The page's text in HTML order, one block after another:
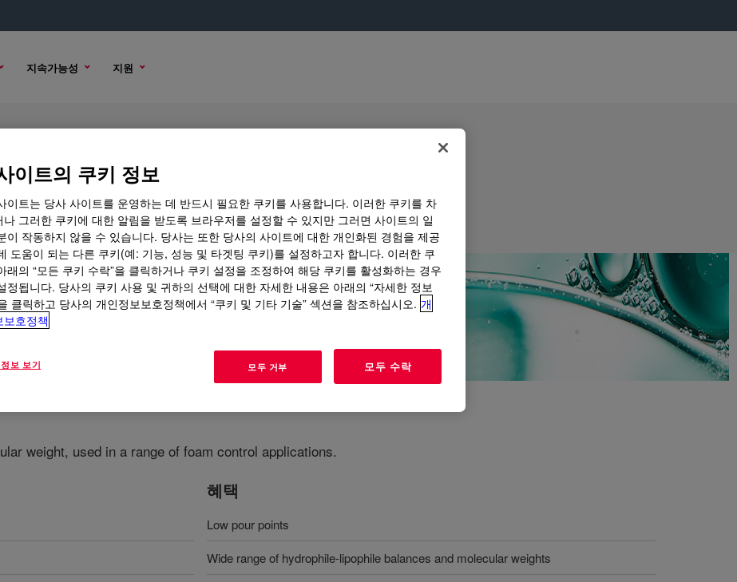
지속가능성 지원
매 옵션
weight, used in a range of foam control applications.
혜택
Low pour points
Wide range of hydrophile-lipophile balances and molecular weights
이트의 쿠키 정보
이트는 당사 사이트를 운영하는 데 반드시 필요한 쿠키를 사용합니다. 이러한 쿠키를 차
나 그러한 쿠키에 대한 알림을 받도록 브라우저를 설정할 수 있지만 그러면 사이트의 일
이 작동하지 않을 수 있습니다. 당사는 또한 당사의 사이트에 대한 개인화된 경험을 제공
도움이 되는 다른 쿠키(예: 기능, 성능 및 타겟팅 쿠키)를 설정하고자 합니다. 이러한 쿠
래의 “모든 쿠키 수락”을 클릭하거나 쿠키 설정을 조정하여 해당 쿠키를 활성화하는 경우
정됩니다. 당사의 쿠키 사용 및 귀하의 선택에 대한 자세한 내용은 아래의 “자세한 정보
클릭하고 당사의 개인정보보호정책에서 “쿠키 및 기타 기술” 섹션을 참조하십시오. 개
보호정책
보 보기 모두 거부 모두 수락